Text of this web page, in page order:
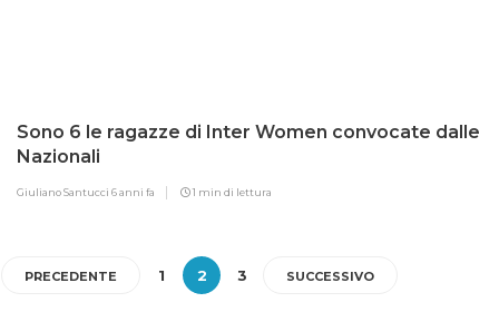
Sono 6 le ragazze di Inter Women convocate dalle
Nazionali
Giuliano Santucci 6 anni fa 1 min di lettura
PRECEDENTE 1 2 3 SUCCESSIVO